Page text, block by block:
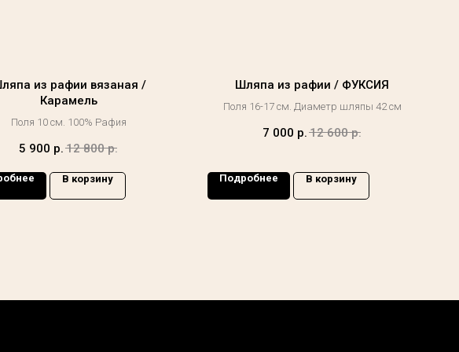
из рафии вязаная /
Карамель
Поля 10 см. 100% Рафия
5 900 р. 12 800 р.
В корзину
Шляпа из рафии / ФУКСИЯ
Поля 16-17 см. Диаметр шляпы 42 см
7 000 р. 12 600 р.
Подробнее В корзину